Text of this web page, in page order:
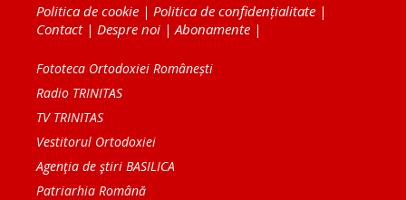
Politica de cookie | Politica de confidențialitate |
Contact| Despre noi | Abonamente |
Fototeca Ortodoxiei Românești
Radio TRINITAS
TV TRINITAS
Vestitorul Ortodoxiei
Agenţia de ştiri BASILICA
Patriarhia Română